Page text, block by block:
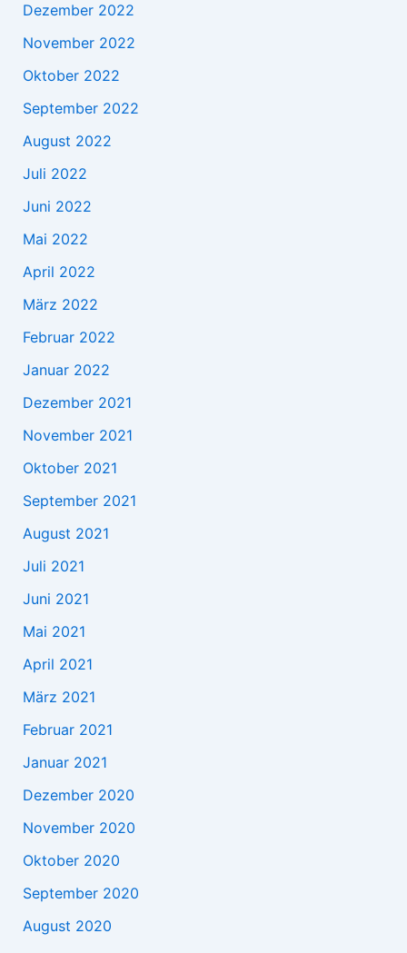
Dezember 2022
November 2022
Oktober 2022
September 2022
August 2022
Juli 2022
Juni 2022
Mai 2022
April 2022
März 2022
Februar 2022
Januar 2022
Dezember 2021
November 2021
Oktober 2021
September 2021
August 2021
Juli 2021
Juni 2021
Mai 2021
April 2021
März 2021
Februar 2021
Januar 2021
Dezember 2020
November 2020
Oktober 2020
September 2020
August 2020